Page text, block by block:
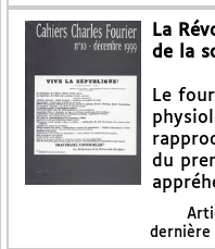
La
de la
Le
du
dernière